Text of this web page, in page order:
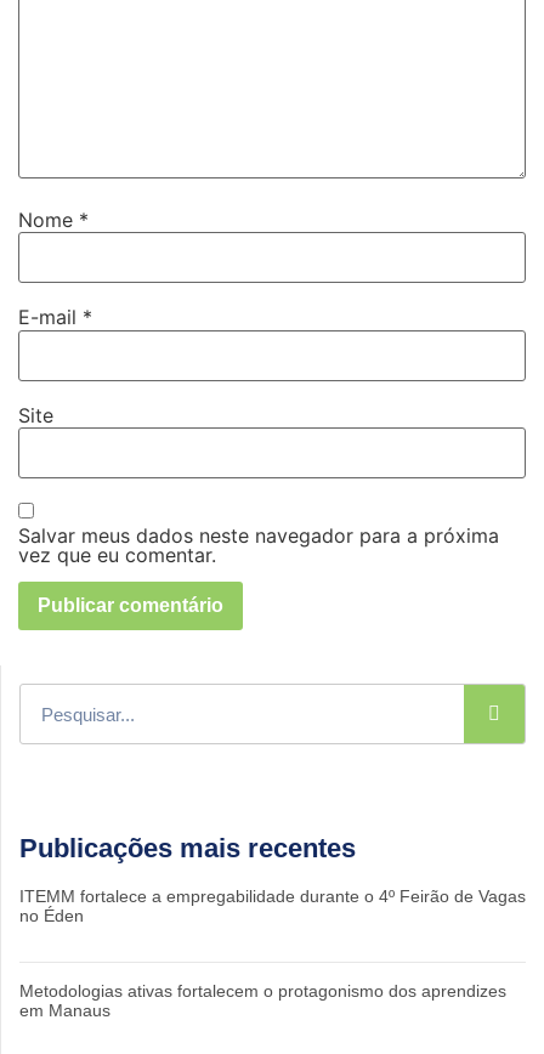
Nome *
E-mail *
Site
Salvar meus dados neste navegador para a próxima
vez que eu comentar.
Publicações mais recentes
ITEMM fortalece a empregabilidade durante o 4º Feirão de Vagas
no Éden
Metodologias ativas fortalecem o protagonismo dos aprendizes
em Manaus